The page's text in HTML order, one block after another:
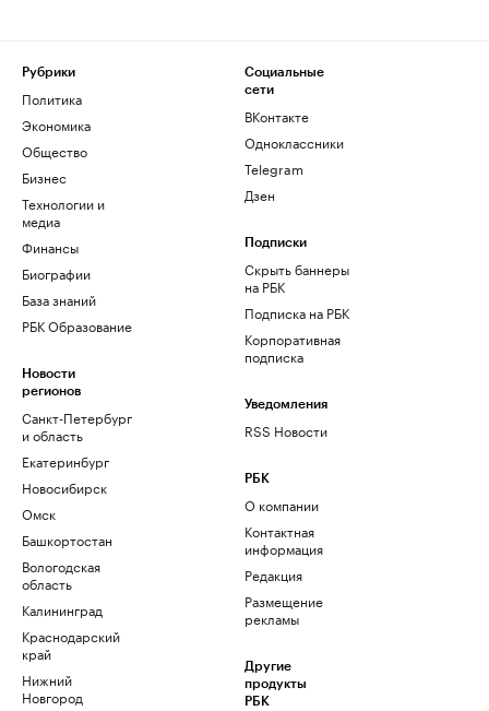
Рубрики
Политика
Экономика
Общество
Бизнес
Технологии и
медиа
Финансы
Биографии
База знаний
РБК Образование
Новости
регионов
Санкт-Петербург
и область
Екатеринбург
Новосибирск
Омск
Башкортостан
Вологодская
область
Калининград
Краснодарский
край
Нижний
Новгород
Социальные
сети
ВКонтакте
Одноклассники
Telegram
Дзен
Подписки
Скрыть баннеры
на РБК
Подписка на РБК
Корпоративная
подписка
Уведомления
RSS Новости
РБК
О компании
Контактная
информация
Редакция
Размещение
рекламы
Другие
продукты
РБК